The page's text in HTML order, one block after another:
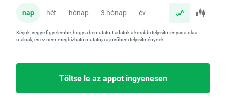
nap hét hónap 3 hónap év
Kérjük, vegye figyelembe, hogy a bemutatott adatok a korábbi teljesítményadatokra
utalnak, és ez nem megbízható mutatója a jövőbeni teljesítménynek.
Töltse le az appot ingyenesen